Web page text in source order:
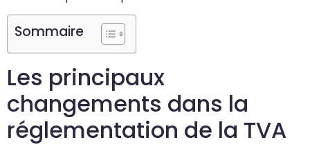
Sommaire
Les principaux
changements dans la
réglementation de la TVA